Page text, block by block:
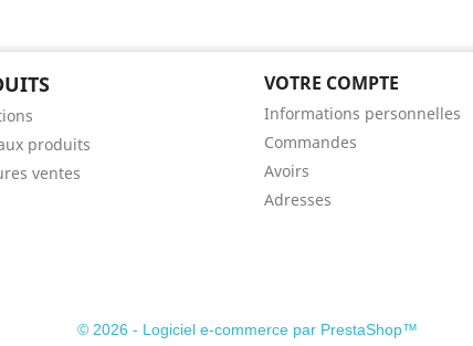
produits
ventes
VOTRE COMPTE
Informations personnelles
Commandes
Avoirs
Adresses
© 2026 - Logiciel e-commerce par PrestaShop™